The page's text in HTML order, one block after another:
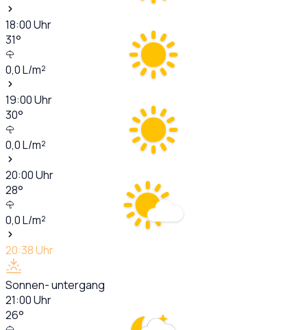
18:00Uhr
31°
0,0L/m²
19:00Uhr
30°
0,0L/m²
20:00Uhr
28°
0,0L/m²
20:38Uhr
Sonnen- untergang
21:00Uhr
26°